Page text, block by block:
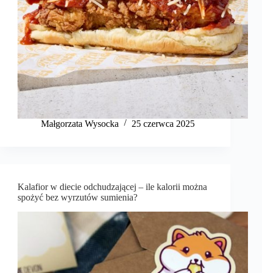
Małgorzata Wysocka 25 czerwca 2025
Kalafior w diecie odchudzającej – ile kalorii można
spożyć bez wyrzutów sumienia?